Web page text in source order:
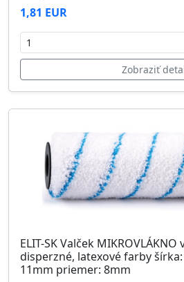
1,81 EUR
Zobraziť
ELIT-SK Valček
disperzné, latexové farby
11mm priemer: 8mm